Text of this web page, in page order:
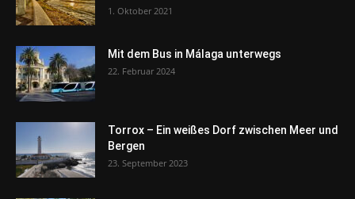
1. Oktober 2021
Mit dem Bus in Málaga unterwegs
22. Februar 2024
Torrox – Ein weißes Dorf zwischen Meer und
Bergen
23. September 2023